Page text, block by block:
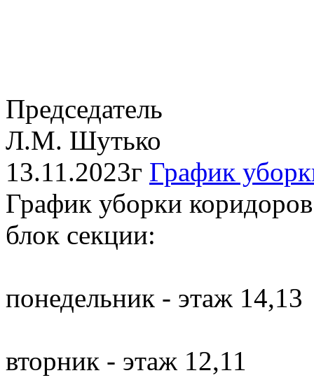
Председатель
Л.М. Шутько
13.11.2023г График
График уборки
блок секции:
понедельник - этаж 14,13
вторник - этаж 12,11